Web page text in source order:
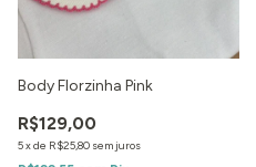
Body Florzinha Pink
R$129,00
5xde R$25,80 sem juros